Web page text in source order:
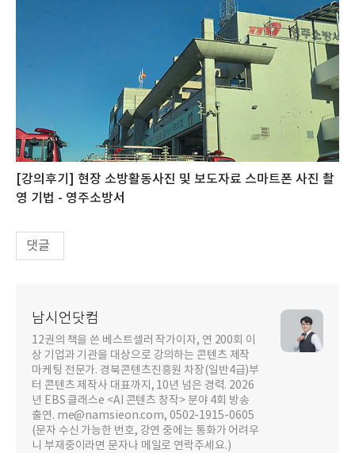
[강의후기] 현장 소방활동사진 및 보도자료 스마트폰 사진 촬
영 기법 - 영주소방서
댓글
남시언닷컴
12권의 책을 쓴 베스트셀러 작가이자, 연 200회 이
상 기업과 기관을 대상으로 강의하는 콘텐츠 제작
마케팅 전문가. 경북콘텐츠진흥원 차장(일반4급)부
터 콘텐츠 제작사 대표까지, 10년 넘은 경력. 2026
년 EBS 클래스e <AI 콘텐츠 창작> 분야 4회 방송
출연. me@namsieon.com, 0502-1915-0605
(문자 수신 가능한 번호, 강연 중에는 통화가 어려우
니 부재중이라면 문자나 메일로 연락주세요.)